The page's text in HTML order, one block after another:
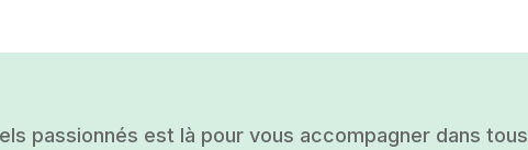
passionnés est là pour vous accompagner dans